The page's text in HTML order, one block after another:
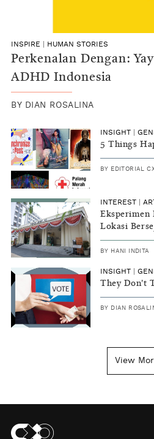
INSPIRE HUMAN STORIES
Perkenalan Dengan:
ADHD Indonesia
BY DIAN ROSALINA
INSIGHT
5 Things
BY EDITORIAL
INTEREST
Eksperimen
Lokasi
BY HANI INDITA
INSIGHT
They Don't
BY DIAN
View